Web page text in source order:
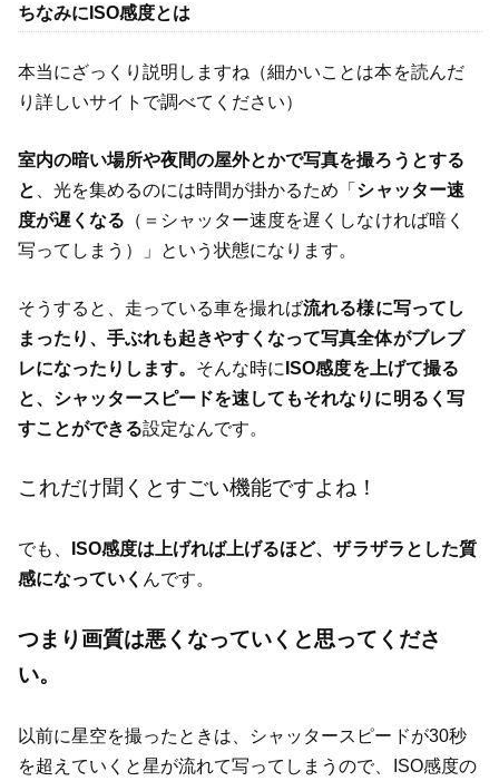
ちなみにISO感度とは
本当にざっくり説明しますね（細かいことは本を読んだ
り詳しいサイトで調べてください）
室内の暗い場所や夜間の屋外とかで写真を撮ろうとする
と 、光を集めるのには時間が掛かるため「 シャッター速
度が遅くなる （＝シャッター速度を遅くしなければ暗く
写ってしまう）」という状態になります。
そうすると、走っている車を撮れば流れる様に写ってし
まったり、手ぶれも起きやすくなって写真全体がブレブ
レになったりします。 そんな時に ISO感度を上げて撮る
と、シャッタースピードを速してもそれなりに明るく写
すことができる設定なんです。
これだけ聞くとすごい機能ですよね！
でも、
ISO感度は上げれば上げるほど、ザラザラとした質
感になっていく んです。
つまり画質は悪くなっていくと思ってくださ
い。
以前に星空を撮ったときは、シャッタースピードが30秒
を超えていくと星が流れて写ってしまうので、ISO感度の